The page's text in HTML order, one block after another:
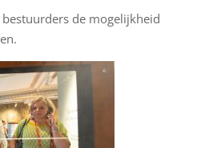
de mogelijkheid